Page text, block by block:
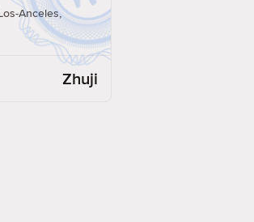
Anceles,
Zhuji